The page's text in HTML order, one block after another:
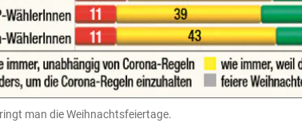
man die Weihnachtsfeiertage.